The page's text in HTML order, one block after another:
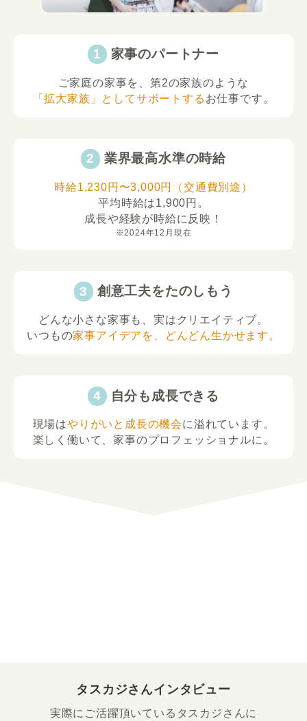
家事のパートナー
ご家庭の家事を、第2の家族のような
「拡大家族」としてサポートする お仕事です。
業界最高水準の時給
時給1,230円〜3,000円（交通費別途）
平均時給は1,900円。
成長や経験が時給に反映！
※2024年12月現在
創意工夫をたのしもう
どんな小さな家事も、実はクリエイティブ。
いつもの家事アイデアを、どんどん生かせます。
自分も成長できる
現場はやりがいと成長の機会に溢れています。
楽しく働いて、家事のプロフェッショナルに。
タスカジさんインタビュー
実際にご活躍頂いているタスカジさんに